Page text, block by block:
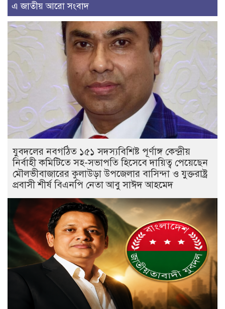
এ জাতীয় আরো সংবাদ
যুবদলের নবগঠিত ১৫১ সদস্যবিশিষ্ট পূর্ণাঙ্গ কেন্দ্রীয়
নির্বাহী কমিটিতে সহ-সভাপতি হিসেবে দায়িত্ব পেয়েছেন
মৌলভীবাজারের কুলাউড়া উপজেলার বাসিন্দা ও যুক্তরাষ্ট্র
প্রবাসী শীর্ষ বিএনপি নেতা আবু সাঈদ আহমেদ